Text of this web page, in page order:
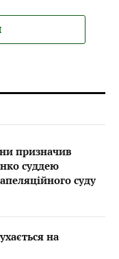
призначив
суддею
суду
на